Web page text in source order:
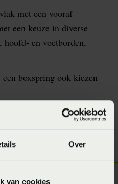
Over
van cookies
met een vooraf
een keuze in diverse
en voetborden,
boxspring ook kiezen